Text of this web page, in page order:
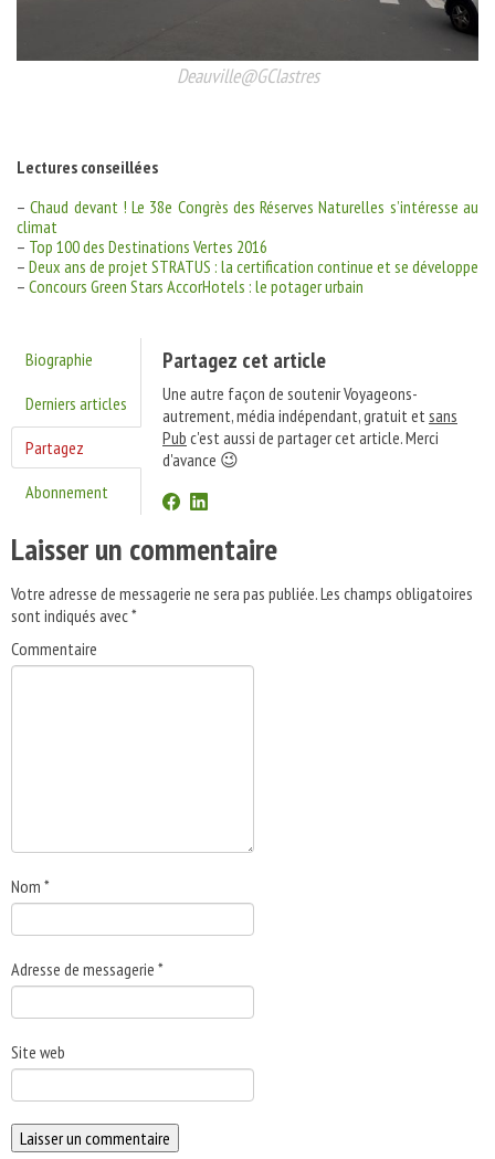
Deauville@GClastres
Lectures conseillées
–Chaud devant ! Le 38e Congrès des Réserves Naturelles s’intéresse au
climat
– Top 100 des Destinations Vertes 2016
– Deux ans de projet STRATUS : la certification continue et se développe
– Concours Green Stars AccorHotels : le potager urbain
Biographie
Derniers articles
Partagez
Abonnement
Partagez cet article
Une autre façon de soutenir Voyageons-
autrement, média indépendant, gratuit et sans
Pub c'est aussi de partager cet article. Merci
d'avance 😉
Laisser un commentaire
Votre adresse de messagerie ne sera pas publiée.Les champs obligatoires
sont indiqués avec*
Commentaire
Nom *
Adresse de messagerie *
Site web